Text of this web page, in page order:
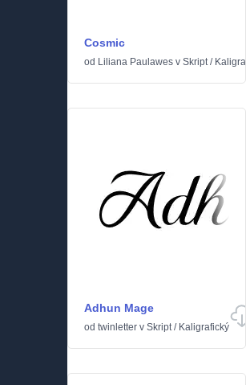
Cosmic
od Liliana Paulawes v Skript/
Adhun Mage
od twinletter v Skript/ Kaligrafický